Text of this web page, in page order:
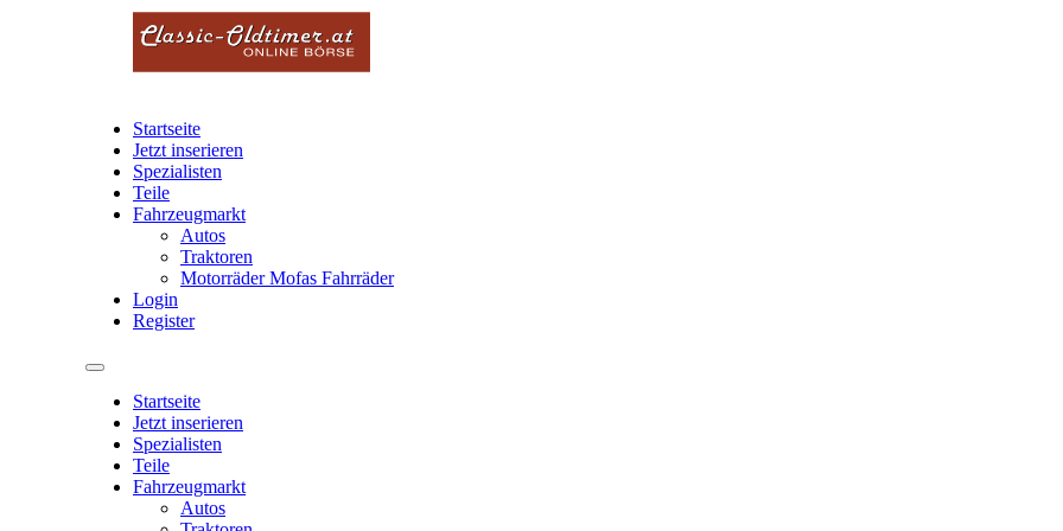
Startseite
Jetzt inserieren
Spezialisten
Teile
Fahrzeugmarkt
Autos
Traktoren
Motorräder Mofas Fahrräder
Login
Register
Startseite
Jetzt inserieren
Spezialisten
Teile
Fahrzeugmarkt
Autos